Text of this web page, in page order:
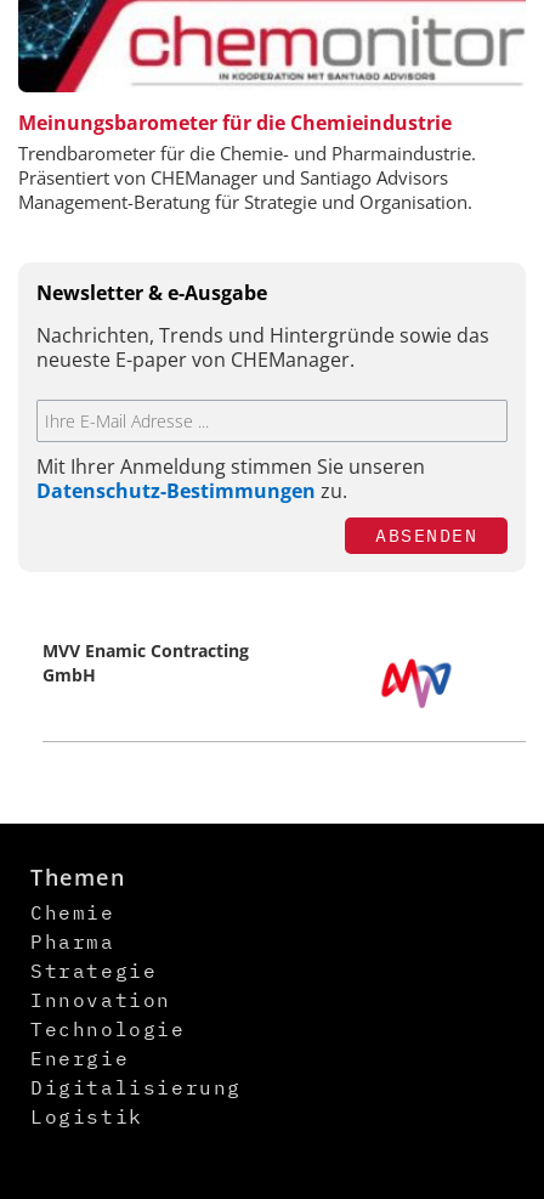
Meinungsbarometer für die Chemieindustrie
Trendbarometer für die Chemie- und Pharmaindustrie.
Präsentiert von CHEManager und Santiago Advisors
Management-Beratung für Strategie und Organisation.
Newsletter & e-Ausgabe
Nachrichten, Trends und Hintergründe sowie das
neueste E-paper von CHEManager.
Mit Ihrer Anmeldung stimmen Sie unseren
Datenschutz-Bestimmungen zu.
ABSENDEN
MVV Enamic Contracting
GmbH
Themen
Chemie
Pharma
Strategie
Innovation
Technologie
Energie
Digitalisierung
Logistik